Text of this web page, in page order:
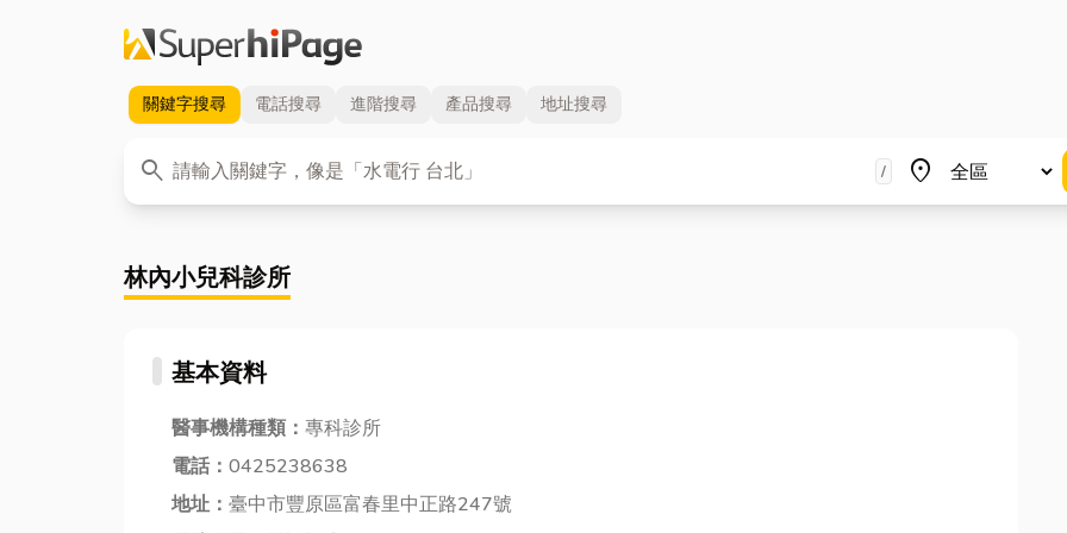
關鍵字搜尋 電話搜尋 進階搜尋 產品搜尋 地址搜尋
search
關鍵字 / place
地區
林內小兒科診所
基本資料
醫事機構種類： 專科診所
電話： 0425238638
地址： 臺中市豐原區富春里中正路247號